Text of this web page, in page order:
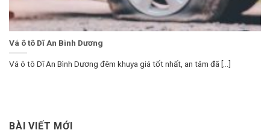
Vá ô tô Dĩ An Bình Dương
Vá ô tô Dĩ An Bình Dương đêm khuya giá tốt nhất, an tâm đã [...]
BÀI VIẾT MỚI